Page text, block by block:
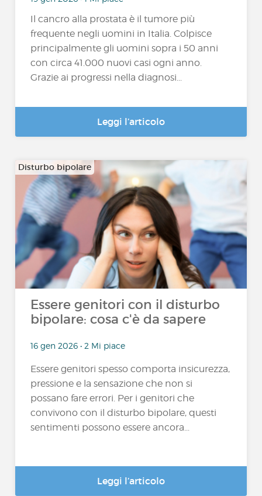
Il cancro alla prostata è il tumore più
frequente negli uomini in Italia. Colpisce
principalmente gli uomini sopra i 50 anni
con circa 41.000 nuovi casi ogni anno.
Grazie ai progressi nella diagnosi...
Leggi l’articolo
Disturbo bipolare
Essere genitori con il disturbo
bipolare: cosa c'è da sapere
16 gen 2026 • 2 Mi piace
Essere genitori spesso comporta insicurezza,
pressione e la sensazione che non si
possano fare errori. Per i genitori che
convivono con il disturbo bipolare, questi
sentimenti possono essere ancora...
Leggi l’articolo